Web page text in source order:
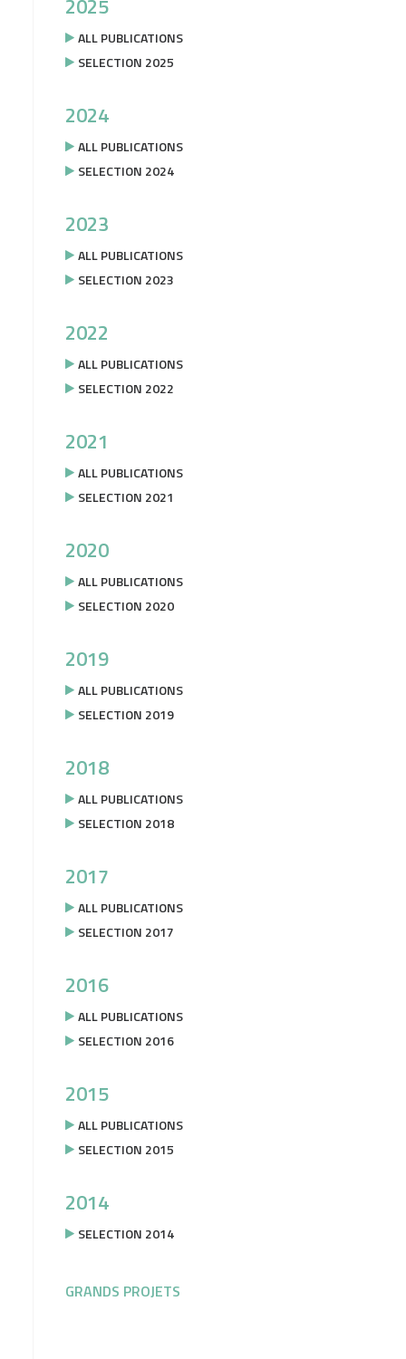
2025
ALL PUBLICATIONS
SELECTION 2025
2024
ALL PUBLICATIONS
SELECTION 2024
2023
ALL PUBLICATIONS
SELECTION 2023
2022
ALL PUBLICATIONS
SELECTION 2022
2021
ALL PUBLICATIONS
SELECTION 2021
2020
ALL PUBLICATIONS
SELECTION 2020
2019
ALL PUBLICATIONS
SELECTION 2019
2018
ALL PUBLICATIONS
SELECTION 2018
2017
ALL PUBLICATIONS
SELECTION 2017
2016
ALL PUBLICATIONS
SELECTION 2016
2015
ALL PUBLICATIONS
SELECTION 2015
2014
SELECTION 2014
GRANDS PROJETS